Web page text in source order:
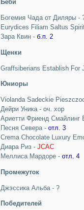
Беби
Богемия Чада от Диляры -
Eurydices Filiam Saltus
Зара Квин -б.п. 2
Щенки
Graffsiberians Establish For
Юниоры
Violanda Sadeckie
Дейри Уника - оч. хор
Ариетти Фриенд Смайлинг
Песня Севера -отл. 3
Crema Chocolate Luxury
Диара Риз -JCAC
Меллиса Мардоре -отл. 4
Промежуток
Джэссика Альба - ?
Победителей